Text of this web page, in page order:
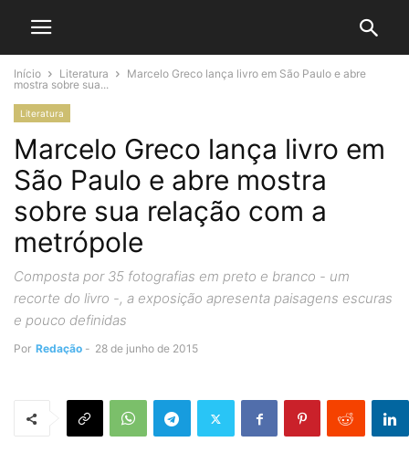
Início Literatura
Marcelo Greco lança livro em São Paulo e abre
mostra sobre sua...
Literatura
Marcelo Greco lança livro em
São Paulo e abre mostra
sobre sua relação com a
metrópole
Composta por 35 fotografias em preto e branco - um
recorte do livro -, a exposição apresenta paisagens escuras
e pouco definidas
Por Redação - 28 de junho de 2015